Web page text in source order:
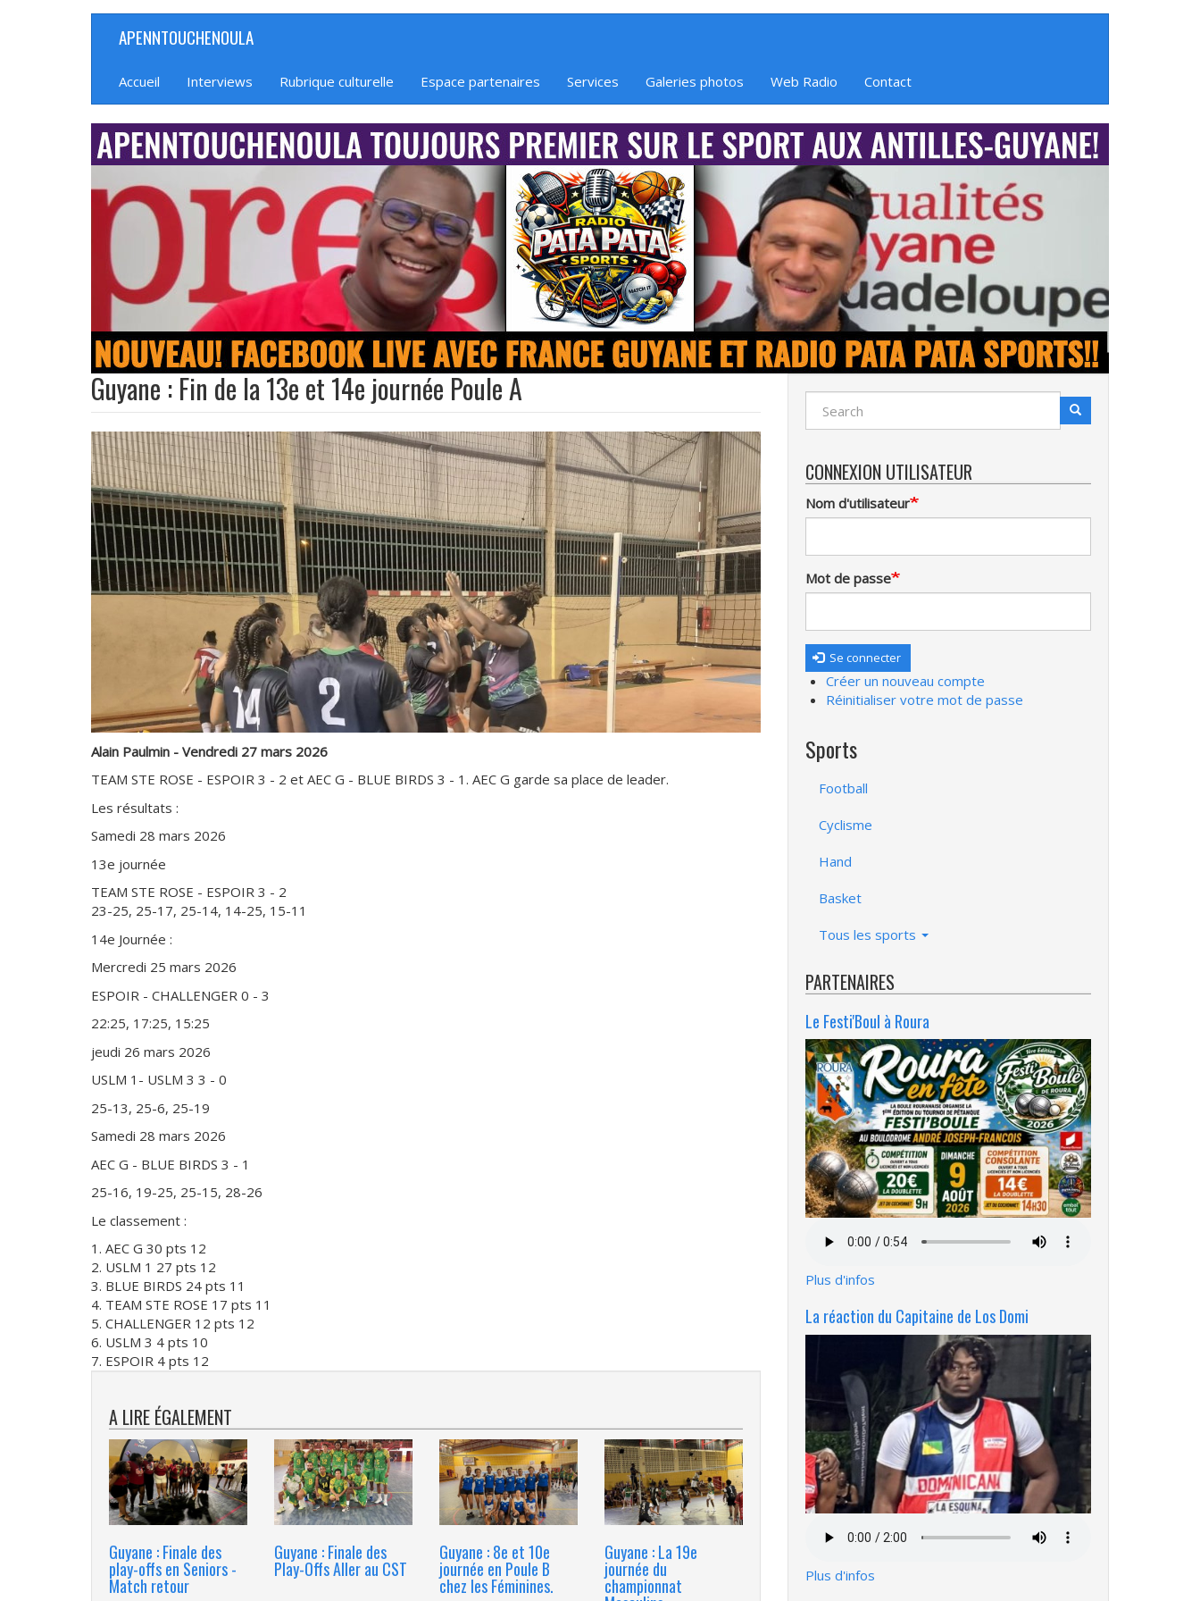
APENNTOUCHENOULA
Navigation
Accueil Interviews Rubrique culturelle Espace partenaires Services Galeries photos Web Radio Contact
banniere_img
Guyane : Fin de la 13e et 14e journée Poule A
Alain Paulmin - Vendredi 27 mars 2026
TEAM STE ROSE - ESPOIR 3 - 2 et AEC G - BLUE BIRDS 3 - 1. AEC G garde sa place de leader.
Les résultats :
Samedi 28 mars 2026
13e journée
TEAM STE ROSE - ESPOIR 3 - 2
23-25, 25-17, 25-14, 14-25, 15-11
14e Journée :
Mercredi 25 mars 2026
ESPOIR - CHALLENGER 0 - 3
22:25, 17:25, 15:25
jeudi 26 mars 2026
USLM 1- USLM 3 3 - 0
25-13, 25-6, 25-19
Samedi 28 mars 2026
AEC G - BLUE BIRDS 3 - 1
25-16, 19-25, 25-15, 28-26
Le classement :
1. AEC G 30 pts 12
2. USLM 1 27 pts 12
3. BLUE BIRDS 24 pts 11
4. TEAM STE ROSE 17 pts 11
5. CHALLENGER 12 pts 12
6. USLM 3 4 pts 10
7. ESPOIR 4 pts 12
A LIRE ÉGALEMENT
Guyane : Finale des
play-offs en Seniors -
Match retour
Guyane : Finale des
Play-Offs Aller au CST
Guyane : 8e et 10e
journée en Poule B
chez les Féminines.
Guyane : La 19e
journée du
championnat
Recherche Search
CONNEXION UTILISATEUR
Nom d'utilisateur
Mot de passe
Se connecter
Créer un nouveau compte
Réinitialiser votre mot de passe
Sports
Football
Cyclisme
Hand
Basket
Tous les sports
PARTENAIRES
Le Festi'Boul à Roura
audio
Plus d'infos
La réaction du Capitaine de Los Domi
audio
Plus d'infos